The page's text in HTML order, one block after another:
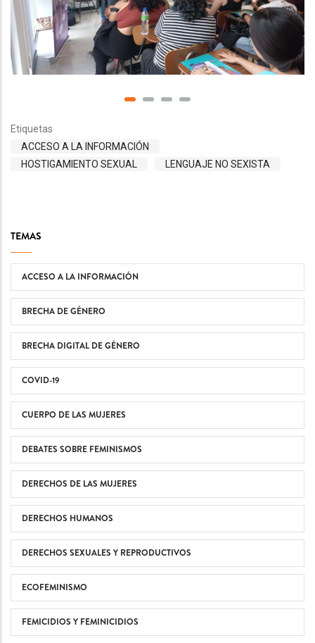
Etiquetas
ACCESO A LA INFORMACIÓN
HOSTIGAMIENTO SEXUAL
LENGUAJE NO SEXISTA
TEMAS
ACCESO A LA INFORMACIÓN
BRECHA DE GÉNERO
BRECHA DIGITAL DE GÉNERO
COVID-19
CUERPO DE LAS MUJERES
DEBATES SOBRE FEMINISMOS
DERECHOS DE LAS MUJERES
DERECHOS HUMANOS
DERECHOS SEXUALES Y REPRODUCTIVOS
ECOFEMINISMO
FEMICIDIOS Y FEMINICIDIOS